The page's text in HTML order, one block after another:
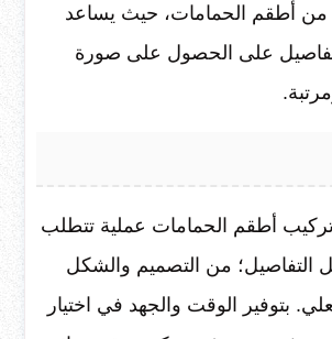
من أطقم الحمامات، حيث يساعد
على الحصول على صورة
تركيب أطقم الحمامات عملية تتطلب
التفاصيل؛ من التصميم والشكل
بتوفير الوقت والجهد في اختيار